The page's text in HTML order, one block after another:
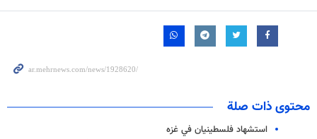
محتوى ذات صلة
استشهاد فلسطينيان في غزه